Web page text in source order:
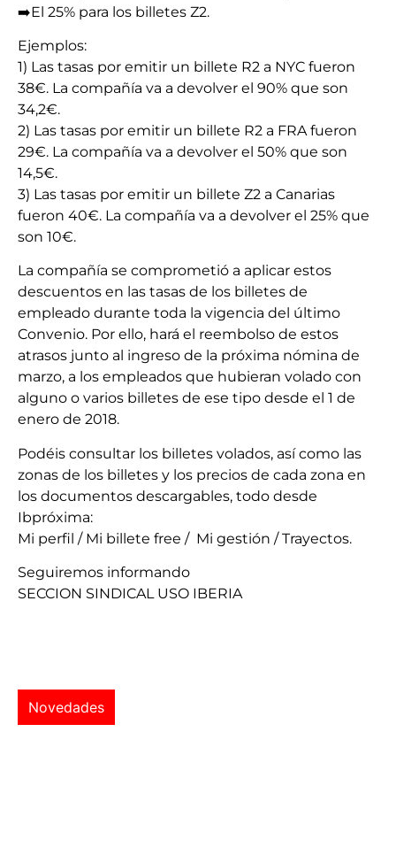
➡️El 25% para los billetes Z2.
Ejemplos:
1) Las tasas por emitir un billete R2 a NYC fueron
38€. La compañía va a devolver el 90% que son
34,2€.
2) Las tasas por emitir un billete R2 a FRA fueron
29€. La compañía va a devolver el 50% que son
14,5€.
3) Las tasas por emitir un billete Z2 a Canarias
fueron 40€. La compañía va a devolver el 25% que
son 10€.
La compañía se comprometió a aplicar estos
descuentos en las tasas de los billetes de
empleado durante toda la vigencia del último
Convenio. Por ello, hará el reembolso de estos
atrasos junto al ingreso de la próxima nómina de
marzo, a los empleados que hubieran volado con
alguno o varios billetes de ese tipo desde el 1 de
enero de 2018.
Podéis consultar los billetes volados, así como las
zonas de los billetes y los precios de cada zona en
los documentos descargables, todo desde
Ibpróxima:
Mi perfil / Mi billete free / Mi gestión / Trayectos.
Seguiremos informando
SECCION SINDICAL USO IBERIA
Novedades